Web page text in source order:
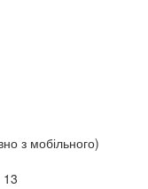
з мобільного)
13